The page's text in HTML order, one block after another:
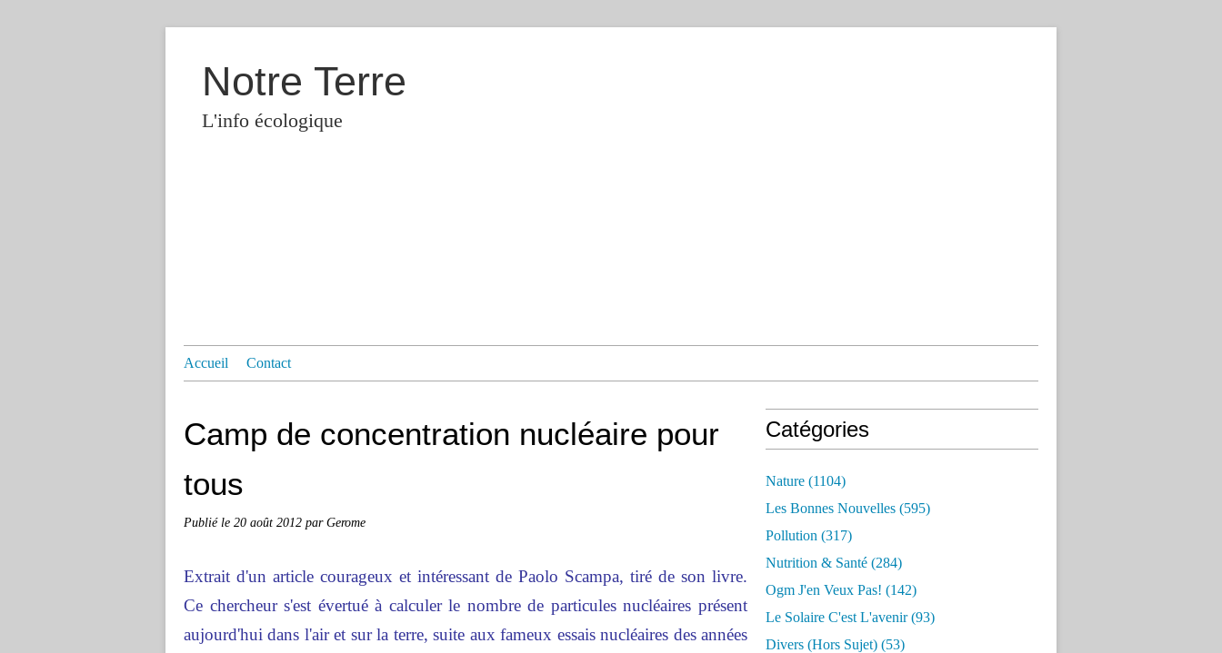
Notre Terre
L'info écologique
Accueil Contact
Camp de concentration nucléaire pour
tous
Publié le 20 août 2012 par Gerome
Extrait d'un article courageux et intéressant de Paolo Scampa, tiré de son livre.
Ce chercheur s'est évertué à calculer le nombre de particules nucléaires présent
aujourd'hui dans l'air et sur la terre, suite aux fameux essais nucléaires des années
Catégories
Nature (1104)
Les Bonnes Nouvelles (595)
Pollution (317)
Nutrition & Santé (284)
Ogm J'en Veux Pas! (142)
Le Solaire C'est L'avenir(93)
Divers (hors Sujet) (53)